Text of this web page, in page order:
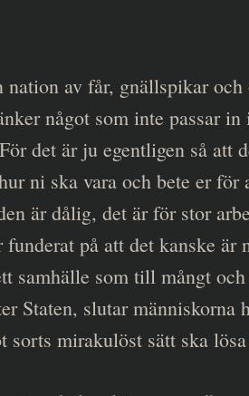
nation av får, gnällspikar
något som inte passar
det är ju egentligen så att
ni ska vara och bete er
är dålig, det är för stor
funderat på att det kanske
samhälle som till mångt
Staten, slutar
sorts mirakulöst sätt ska